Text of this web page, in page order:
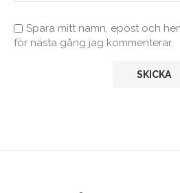
Spara mitt namn, epost och
för nästa gång jag kommenterar.